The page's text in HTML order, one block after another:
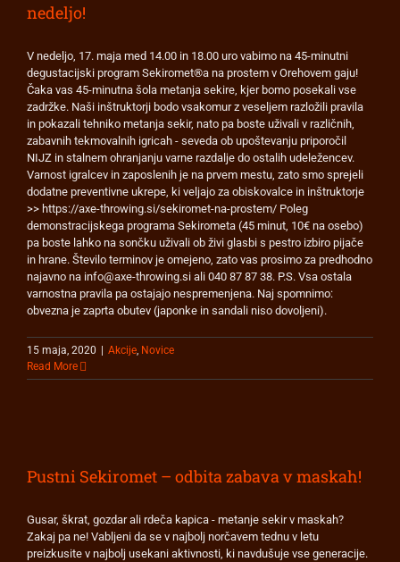
nedeljo!
V nedeljo, 17. maja med 14.00 in 18.00 uro vabimo na 45-minutni
degustacijski program Sekiromet®a na prostem v Orehovem gaju!
Čaka vas 45-minutna šola metanja sekire, kjer bomo posekali vse
zadržke. Naši inštruktorji bodo vsakomur z veseljem razložili pravila
in pokazali tehniko metanja sekir, nato pa boste uživali v različnih,
zabavnih tekmovalnih igricah - seveda ob upoštevanju priporočil
NIJZ in stalnem ohranjanju varne razdalje do ostalih udeležencev.
Varnost igralcev in zaposlenih je na prvem mestu, zato smo sprejeli
dodatne preventivne ukrepe, ki veljajo za obiskovalce in inštruktorje
>> https://axe-throwing.si/sekiromet-na-prostem/ Poleg
demonstracijskega programa Sekirometa (45 minut, 10€ na osebo)
pa boste lahko na sončku uživali ob živi glasbi s pestro izbiro pijače
in hrane. Število terminov je omejeno, zato vas prosimo za predhodno
najavno na info@axe-throwing.si ali 040 87 87 38. P.S. Vsa ostala
varnostna pravila pa ostajajo nespremenjena. Naj spomnimo:
obvezna je zaprta obutev (japonke in sandali niso dovoljeni).
15 maja, 2020 | Akcije Novice
Read More
Pustni Sekiromet – odbita zabava v maskah!
Gusar, škrat, gozdar ali rdeča kapica - metanje sekir v maskah?
Zakaj pa ne! Vabljeni da se v najbolj norčavem tednu v letu
preizkusite v najbolj usekani aktivnosti, ki navdušuje vse generacije.